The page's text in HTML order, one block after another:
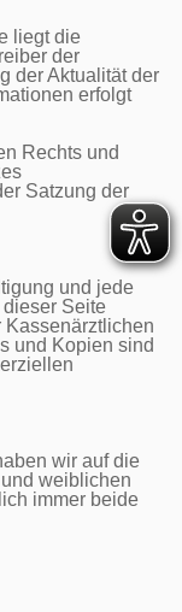
liegt die
der
der Aktualität der
erfolgt
Rechts und
Satzung der
und jede
Seite
Kassenärztlichen
und Kopien sind
wir auf die
weiblichen
immer beide